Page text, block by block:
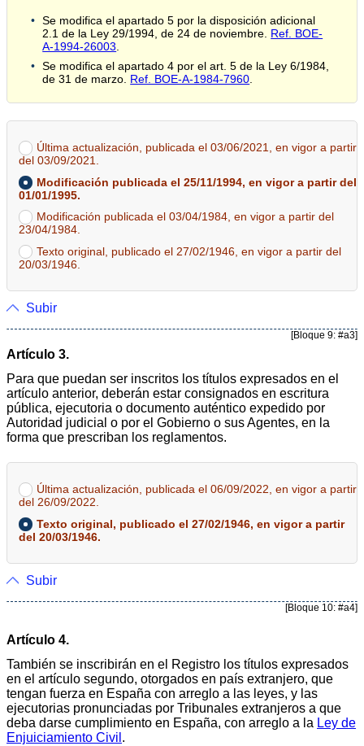
Se modifica el apartado 5 por la disposición adicional
2.1 de la Ley 29/1994, de 24 de noviembre. Ref. BOE-
A-1994-26003.
Se modifica el apartado 4 por el art. 5 de la Ley 6/1984,
de 31 de marzo. Ref. BOE-A-1984-7960
Última actualización, publicada el 03/06/2021, en vigor a partir
del 03/09/2021.
Modificación publicada el 25/11/1994, en vigor a partir del
01/01/1995.
Modificación publicada el 03/04/1984, en vigor a partir del
23/04/1984.
Texto original, publicado el 27/02/1946, en vigor a partir del
20/03/1946.
Subir
[Bloque 9: #a3]
Artículo 3.
Para que puedan ser inscritos los títulos expresados en el
artículo anterior, deberán estar consignados en escritura
pública, ejecutoria o documento auténtico expedido por
Autoridad judicial o por el Gobierno o sus Agentes, en la
forma que prescriban los reglamentos.
Última actualización, publicada el 06/09/2022, en vigor a partir
del 26/09/2022.
Texto original, publicado el 27/02/1946, en vigor a partir
del 20/03/1946.
Subir
[Bloque 10: #a4]
Artículo 4.
También se inscribirán en el Registro los títulos expresados
en el artículo segundo, otorgados en país extranjero, que
tengan fuerza en España con arreglo a las leyes, y las
ejecutorias pronunciadas por Tribunales extranjeros a que
deba darse cumplimiento en España, con arreglo a la Ley de
Enjuiciamiento Civil .